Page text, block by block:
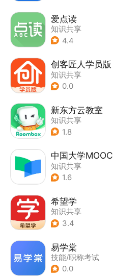
爱点读
知识共享
4.4
创客匠人学员版
知识共享
0.0
新东方云教室
知识共享
1.8
中国大学MOOC
知识共享
1.6
希望学
知识共享
3.4
易学棠
技能/职称考试
0.0